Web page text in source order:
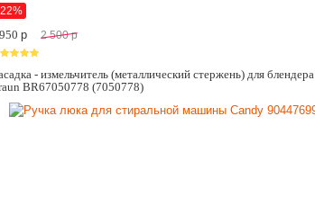
p 2 500 p
- измельчитель (металлический стержень) для блендера
BR67050778 (7050778)